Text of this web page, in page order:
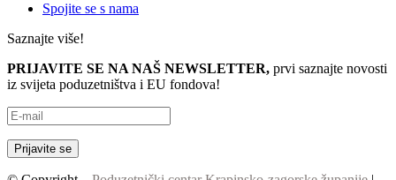
Spojite se s nama
Saznajte više!
PRIJAVITE SE NA NAŠ NEWSLETTER, prvi saznajte novosti
iz svijeta poduzetništva i EU fondova!